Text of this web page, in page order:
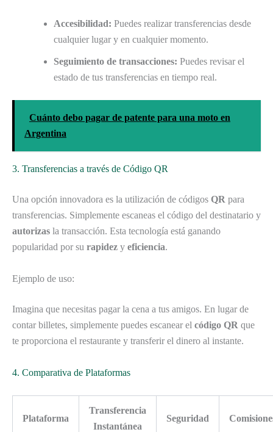
Accesibilidad: Puedes realizar transferencias desde
cualquier lugar y en cualquier momento.
Seguimiento de transacciones: Puedes revisar el
estado de tus transferencias en tiempo real.
Cuánto debo pagar de patente para una moto en
Argentina
3. Transferencias a través de Código QR
Una opción innovadora es la utilización de códigos QR para
transferencias. Simplemente escaneas el código del destinatario y
autorizas la transacción. Esta tecnología está ganando
popularidad por su rapidez y eficiencia.
Ejemplo de uso:
Imagina que necesitas pagar la cena a tus amigos. En lugar de
contar billetes, simplemente puedes escanear el código QR que
te proporciona el restaurante y transferir el dinero al instante.
4. Comparativa de Plataformas
Plataforma
Transferencia
Instantánea
Seguridad